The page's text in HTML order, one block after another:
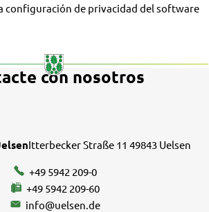
configuración de privacidad del software
con nosotros
Itterbecker Straße 11 49843 Uelsen
+49 5942 209-0
+49 5942 209-60
info@uelsen.de